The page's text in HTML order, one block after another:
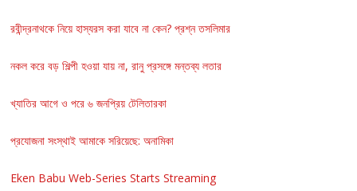
রবীন্দ্রনাথকে নিয়ে হাস্যরস করা যাবে না কেন? প্রশ্ন তসলিমার
নকল করে বড় শিল্পী হওয়া যায় না, রানু প্রসঙ্গে মন্তব্য লতার
খ্যাতির আগে ও পরে ৬ জনপ্রিয় টেলিতারকা
প্রযোজনা সংস্থাই আমাকে সরিয়েছে: অনামিকা
Eken Babu Web-Series Starts Streaming